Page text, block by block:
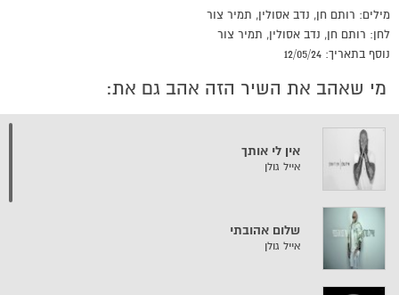
מילים: רותם חן, נדב אסולין, תמיר צור
לחן: רותם חן, נדב אסולין, תמיר צור
נוסף בתאריך: 12/05/24
מי שאהב את השיר הזה אהב גם את:
אין לי אותך
אייל גולן
שלום אהובתי
אייל גולן